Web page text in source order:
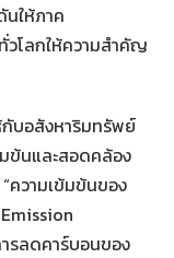
ให้ภาค
วโลกให้ความสำคัญ
กับอสังหาริมทรัพย์
ข้นและสอดคล้อง
ความเข้มข้นของ
รลดคาร์บอนของ